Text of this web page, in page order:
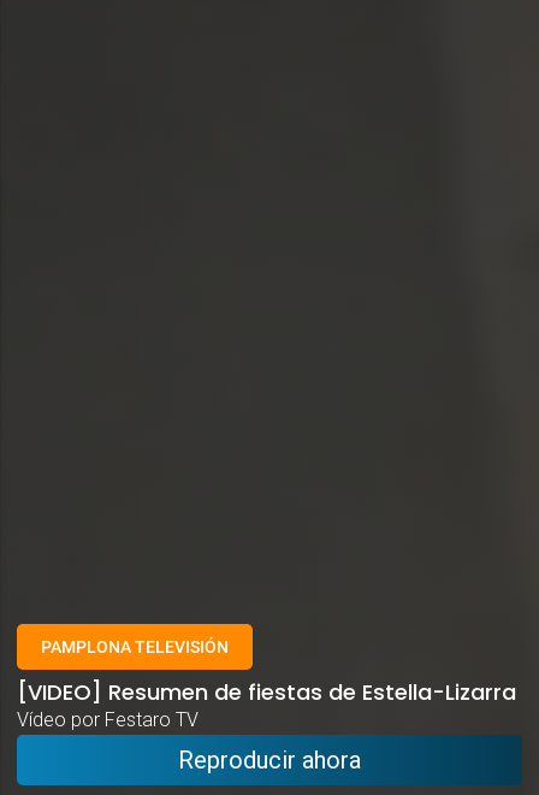
PAMPLONA TELEVISIÓN
[VIDEO] Resumen de fiestas de Estella-Lizarra
Vídeo por Festaro TV
Reproducir ahora